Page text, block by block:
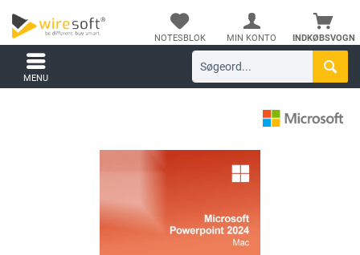
INDKØBSVOGN
NOTESBLOK MIN KONTO
MENU